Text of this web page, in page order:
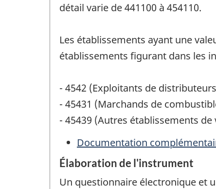
détail varie de 441100 à 454110.
Les établissements ayant une
établissements figurant dans les
- 4542 (Exploitants de
- 45431 (Marchands de
- 45439 (Autres établissements
Documentation
Élaboration de l'instrument
Un questionnaire électronique et